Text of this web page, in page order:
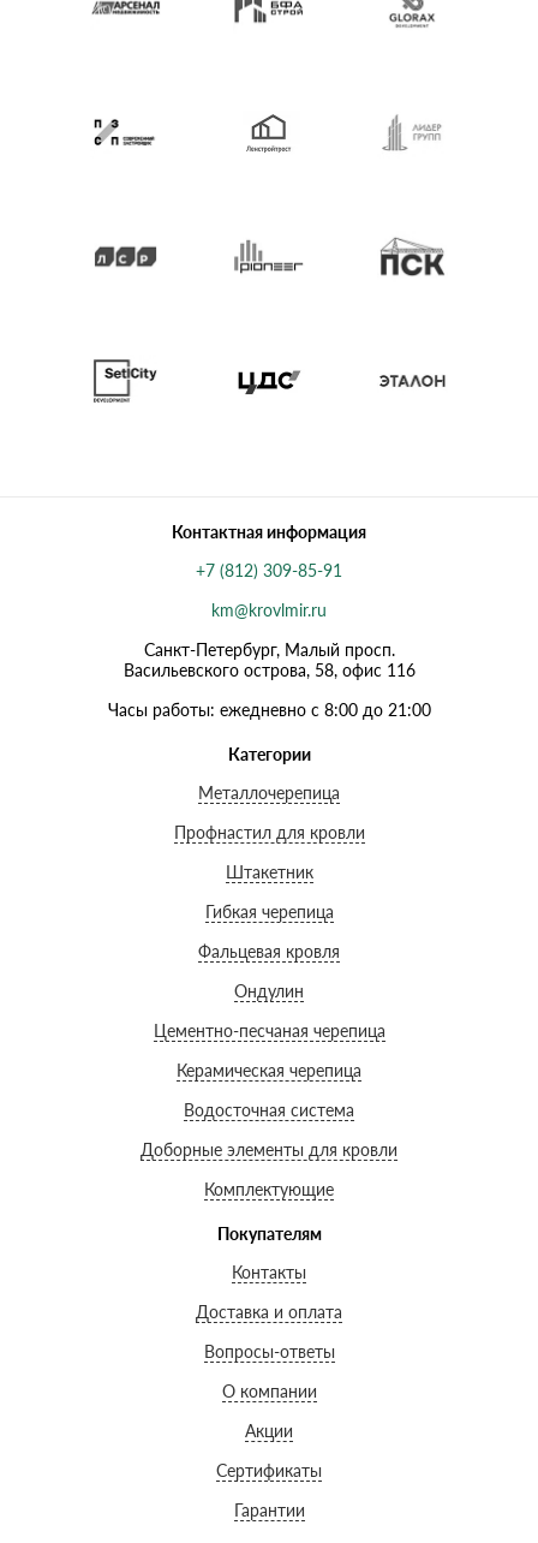
Контактная информация
+7 (812) 309-85-91
km@krovlmir.ru
Санкт-Петербург, Малый просп.
Васильевского острова, 58, офис 116
Часы работы: ежедневно с 8:00 до 21:00
Категории
Металлочерепица
Профнастил для кровли
Штакетник
Гибкая черепица
Фальцевая кровля
Ондулин
Цементно-песчаная черепица
Керамическая черепица
Водосточная система
Доборные элементы для кровли
Комплектующие
Покупателям
Контакты
Доставка и оплата
Вопросы-ответы
О компании
Акции
Сертификаты
Гарантии